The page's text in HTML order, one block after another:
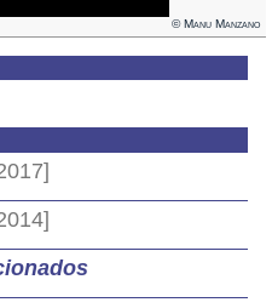
© Manu Manzano